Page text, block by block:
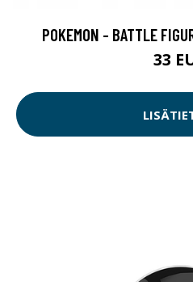
POKEMON - BATTLE
33